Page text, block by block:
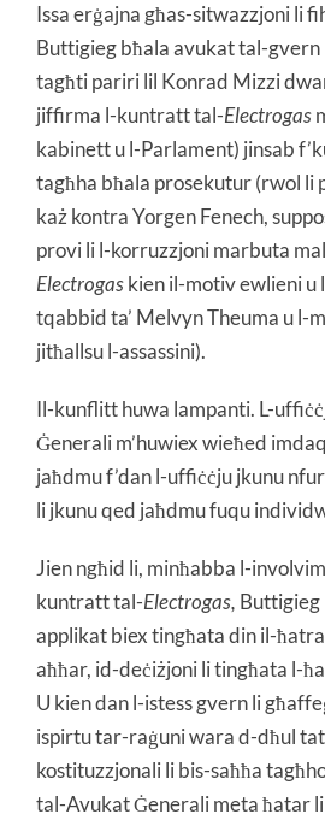
Issa erġajna għas-sitwazzjoni li
Buttigieg bħala avukat tal-
tagħti pariri lil Konrad Mizzi
jiffirma l-kuntratt tal-Electrogas
kabinett u l-Parlament) jinsab
tagħha bħala prosekutur (rwol li
każ kontra Yorgen Fenech,
provi li l-korruzzjoni marbuta
Electrogaskien il-motiv ewlieni u
tqabbid ta’ Melvyn Theuma u l-
jitħallsu l-assassini).
Il-kunflitt huwa lampanti. L-
Ġenerali m’huwiex wieħed
jaħdmu f’dan l-uffiċċju jkunu
li jkunu qed jaħdmu fuqu
Jien ngħid li, minħabba l-
kuntratt tal-Electrogas, Buttigieg
applikat biex tingħata din il-
aħħar, id-deċiżjoni li tingħata l-
U kien dan l-istess gvern li
ispirtu tar-raġuni wara d-dħul
kostituzzjonali li bis-saħħa
tal-Avukat Ġenerali meta ħatar